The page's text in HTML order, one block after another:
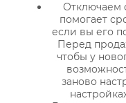
Отключаем
помогает
если вы его
Перед
чтобы у
заново